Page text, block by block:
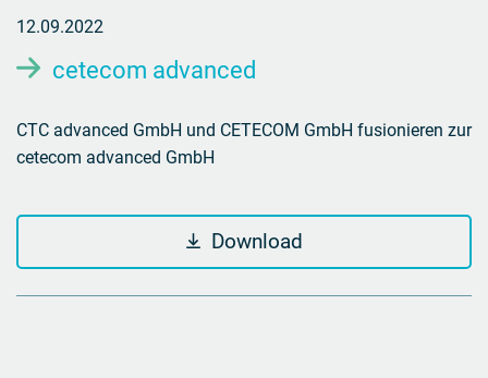
12.09.2022
cetecom advanced
CTC advanced GmbH und CETECOM GmbH fusionieren zur
cetecom advanced GmbH
Download